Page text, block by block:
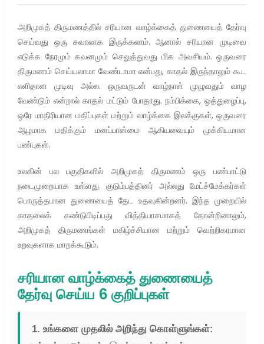
அறிமுகத் திருமணத்தில் சரியான வாழ்க்கைத் துணையைத் தேர்வு
செய்வது ஒரு சவாலாக இருக்கலாம். ஆனால் சரியான முடிவை
எடுக்க நேரமும் கவனமும் செலுத்துவது மிக அவசியம். ஒருவரை
திருமணம் செய்யலாமா வேண்டாமா என்பது, காதல் இருந்தாலும் கூட
எளிதான முடிவு அல்ல. ஒருவருடன் வாழ்நாள் முழுவதும் வாழ
வேண்டும் என்றால் காதல் மட்டும் போதாது. நம்பிக்கை, ஒத்துழைப்பு,
ஒரே மாதிரியான மதிப்புகள் மற்றும் வாழ்க்கை இலக்குகள், ஒருவரை
ஆழமாக மதிக்கும் மனப்பான்மை ஆகியவையும் முக்கியமான
பண்புகள்.
உலகின் பல பகுதிகளில் அறிமுகத் திருமணம் ஒரு பண்பாட்டு
நடைமுறையாக உள்ளது. குடும்பத்தினர் அல்லது மேட்ச்மேக்கர்கள்
பொருத்தமான துணையைத் தேட உதவுகின்றனர். இந்த முறையில்
காதலைக் கண்டுபிடிப்பது வித்தியாசமாகத் தோன்றினாலும்,
அறிமுகத் திருமணங்கள் மகிழ்ச்சியான மற்றும் வெற்றிகரமான
உறவுகளாக மாறக்கூடும்.
சரியான வாழ்க்கைத் துணையைத்
தேர்வு செய்ய 6 குறிப்புகள்
1. உங்களை முதலில் அறிந்து கொள்ளுங்கள்: